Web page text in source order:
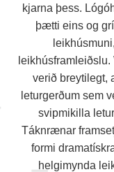
kjarna þess.
þætti eins og
verið breytilegt,
leturgerðum sem
svipmikilla
Táknrænar
formi
helgimynda